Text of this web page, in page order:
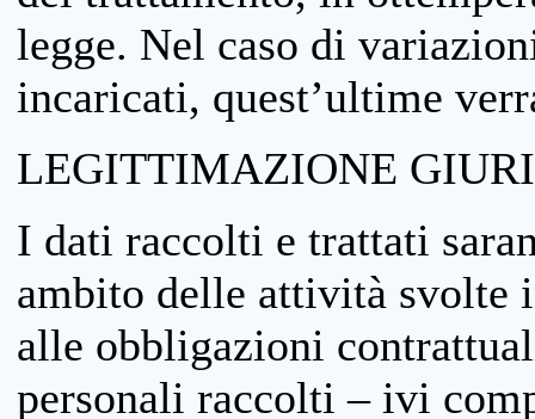
legge. Nel caso di
incaricati, quest’ultime
LEGITTIMAZIONE
I dati raccolti e trattati
ambito delle attività svolte
alle obbligazioni
personali raccolti – ivi